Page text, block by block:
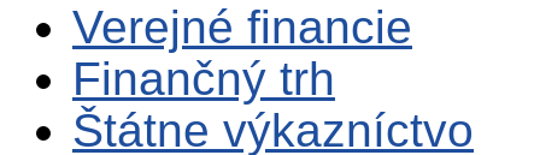
Verejné financie
Finančný trh
Štátne výkazníctvo